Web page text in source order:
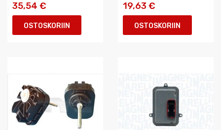
35,54 €
OSTOSKORIIN
19,63 €
OSTOSKORIIN